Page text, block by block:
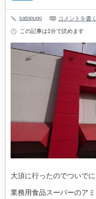
satopugo コメントを書く
この記事は1分で読めます
大須に行ったのでついでに
業務用食品スーパーのア